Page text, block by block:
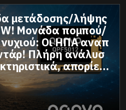
μετάδοσης/λήψης
W! Μονάδα πομπού/
Οι ΗΠΑ αναπ
Πλήρη ανάλυσ
απορίες
Μάστορα που ξέ
κατσαβίδι και ηλ